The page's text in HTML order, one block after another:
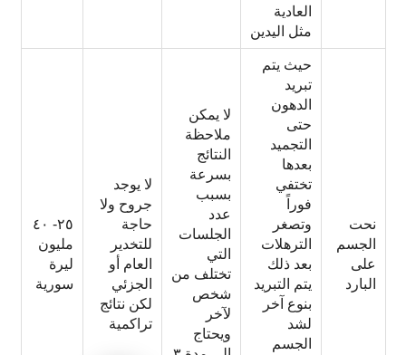
العادية
مثل اليدين
نحت
الجسم
على
البارد
حيث يتم
تبريد
الدهون
حتى
التجميد
بعدها
تختفي
فوراً
وتصغر
الترهلات
بعد ذلك
يتم التبريد
بنوع آخر
لشد
الجسم
لا يمكن
ملاحظة
النتائج
بسرعة
بسبب
عدد
الجلسات
التي
تختلف من
شخص
لآخر
ويحتاج
لا يوجد
جروح ولا
حاجة
للتخدير
العام أو
الجزئي
لكن نتائج
تراكمية
٢٥- ٤٠
مليون
ليرة
سورية